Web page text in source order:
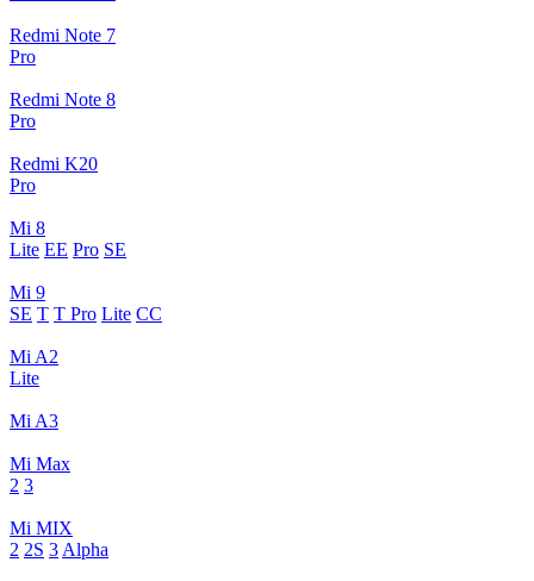
Redmi Note 7
Pro
Redmi Note 8
Pro
Redmi K20
Pro
Mi 8
Lite EE Pro SE
Mi 9
SE T T Pro Lite CC
Mi A2
Lite
Mi A3
Mi Max
2 3
Mi MIX
2 2S 3 Alpha